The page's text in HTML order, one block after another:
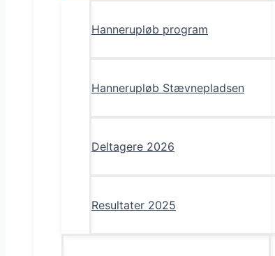
Hannerupløb program
Hannerupløb Stævnepladsen
Deltagere 2026
Resultater 2025